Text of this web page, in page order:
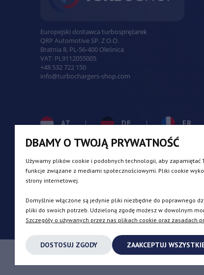
Europejski dostawca turbosprężarek
QRP Automotive SP. Z O.O.
Bratnia 8, PL-56-400 Oleśnica
VAT: PL9112055005
+48 532 722 150
info@turbochargers-shop.com
AT DE FR
DBAMY O TWOJĄ PRYWATNOŚĆ
Używamy plików cookie i podobnych technologii, aby
funkcje związane z mediami społecznościowymi. Pliki cookie
strony internetowej.
Domyślnie włączone są jedynie pliki niezbędne do poprawnego
pliki do swoich potrzeb. Udzieloną zgodę możesz w dowolnym
Szczegóły o używanych przez nas plikach cookie oraz
DOSTOSUJ ZGODY ZAAKCEPTUJ